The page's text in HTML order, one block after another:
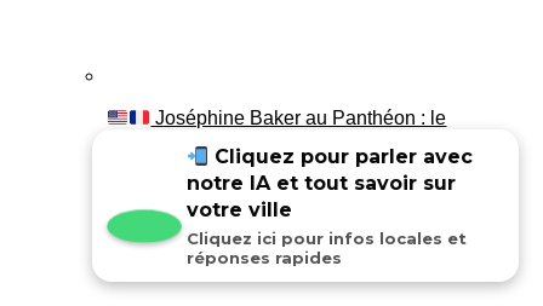
Joséphine Baker au Panthéon : le
Cliquez pour parler avec
notre IA et tout savoir sur
votre ville
Cliquez ici pour infos locales et
réponses rapides